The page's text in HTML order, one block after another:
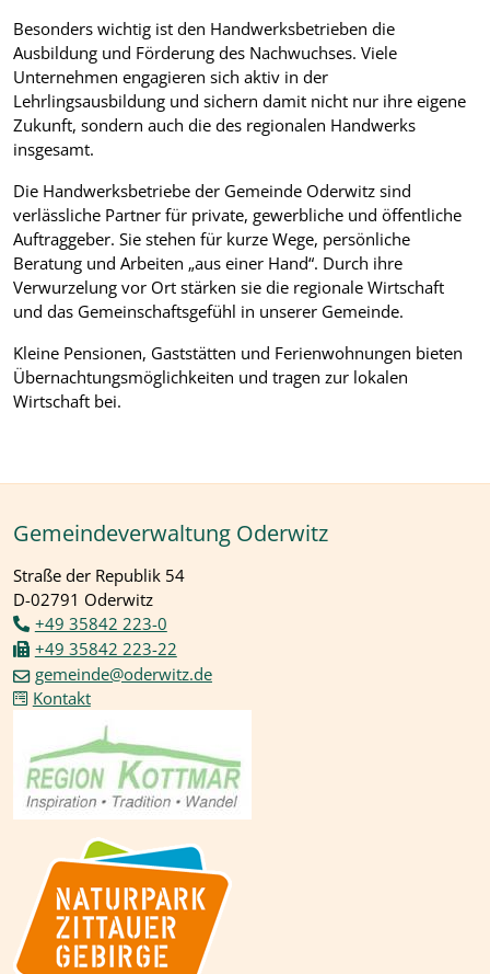
Besonders wichtig ist den Handwerksbetrieben die
Ausbildung und Förderung des Nachwuchses. Viele
Unternehmen engagieren sich aktiv in der
Lehrlingsausbildung und sichern damit nicht nur ihre eigene
Zukunft, sondern auch die des regionalen Handwerks
insgesamt.
Die Handwerksbetriebe der Gemeinde Oderwitz sind
verlässliche Partner für private, gewerbliche und öffentliche
Auftraggeber. Sie stehen für kurze Wege, persönliche
Beratung und Arbeiten „aus einer Hand“. Durch ihre
Verwurzelung vor Ort stärken sie die regionale Wirtschaft
und das Gemeinschaftsgefühl in unserer Gemeinde.
Kleine Pensionen, Gaststätten und Ferienwohnungen bieten
Übernachtungsmöglichkeiten und tragen zur lokalen
Wirtschaft bei.
Gemeindeverwaltung Oderwitz
Straße der Republik 54
D-02791 Oderwitz
+49 35842 223-0
+49 35842 223-22
gemeinde@oderwitz.de
Kontakt